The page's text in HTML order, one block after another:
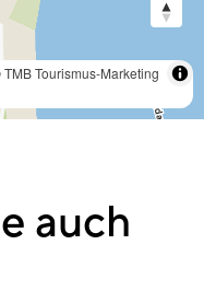
Tourismus-Marketing
auch